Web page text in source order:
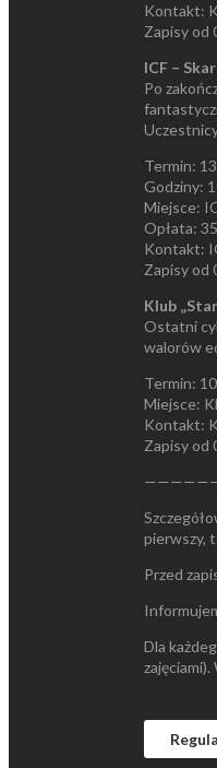
Kontakt:
Zapisy od
ICF –
Po
Termin:
Godziny:
Miejsce:
Opłata:
Kontakt:
Zapisy od
Klub
Ostatni
walorów
Termin:
Miejsce:
Kontakt:
Zapisy od
pierwszy,
Przed
Dla